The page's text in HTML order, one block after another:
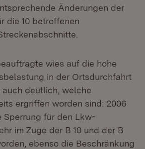
Änderungen der
die 10 betroffenen
wies auf die hohe
in der Ortsdurchfahrt
auch deutlich, welche
ergriffen worden sind: 2006
Sperrung für den Lkw-
im Zuge der B 10 und der B
ebenso die Beschränkung